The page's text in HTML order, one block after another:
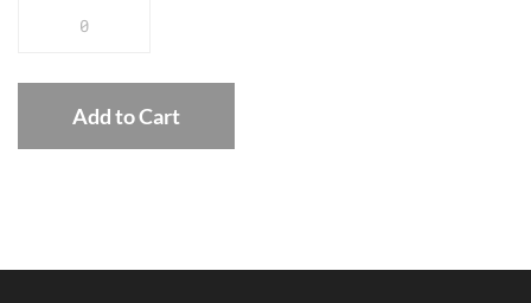
Add to Cart